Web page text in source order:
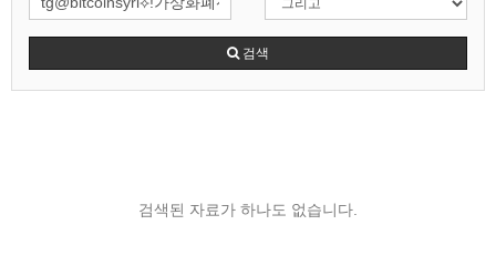
검색
검색된 자료가 하나도 없습니다.